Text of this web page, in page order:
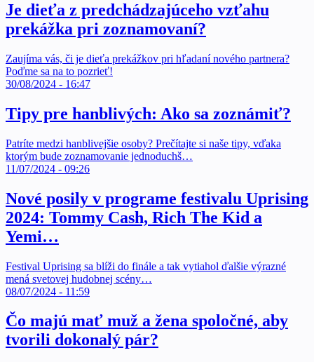
Je dieťa z predchádzajúceho vzťahu
prekážka pri zoznamovaní?
Zaujíma vás, či je dieťa prekážkov pri hľadaní nového partnera?
Poďme sa na to pozrieť!
30/08/2024 - 16:47
Tipy pre hanblivých: Ako sa zoznámiť?
Patríte medzi hanblivejšie osoby? Prečítajte si naše tipy, vďaka
ktorým bude zoznamovanie jednoduchš…
11/07/2024 - 09:26
Nové posily v programe festivalu Uprising
2024: Tommy Cash, Rich The Kid a
Yemi…
Festival Uprising sa blíži do finále a tak vytiahol ďalšie výrazné
mená svetovej hudobnej scény…
08/07/2024 - 11:59
Čo majú mať muž a žena spoločné, aby
tvorili dokonalý pár?